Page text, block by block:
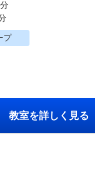
プ
教室を詳しく見る